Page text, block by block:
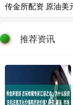
推荐资讯